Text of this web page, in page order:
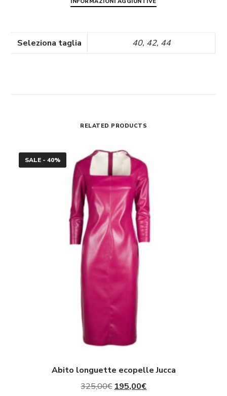
Seleziona taglia 40, 42, 44
RELATED PRODUCTS
Abito
longuette
SALE - 40%
Abito longuette ecopelle Jucca
325,00€ Il
195,00€Il